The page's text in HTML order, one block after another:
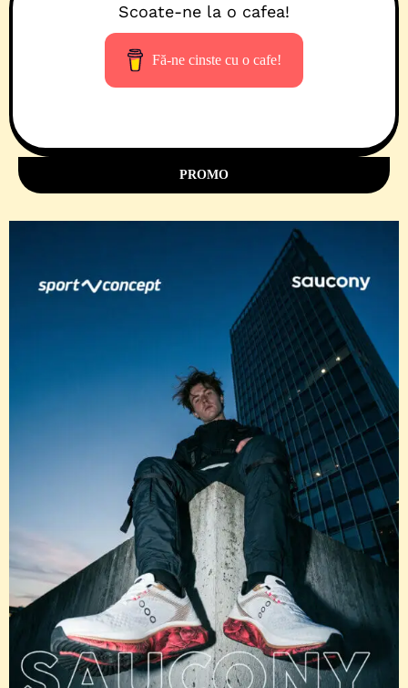
Scoate-ne la o cafea!
Fă-ne cinste cu o cafe!
PROMO